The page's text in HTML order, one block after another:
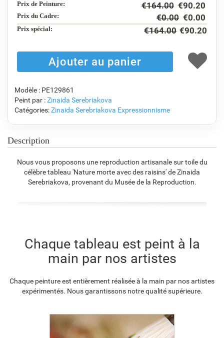
F5130-234
€118.92
F5429-258 F3013-236
€87.59
F1823-204
€92.76
F8645-298
€154.59
F6537-236
€82.01
F7034-298
€
F8645-296
€106.62 € 82.81
F5130-204
€119.38
F6035-220
€107.46
€98.31
Prix de Peinture: €164.00 €90.20
Prix du Cadre: €0.00 €0.00
Prix ​​spécial: €164.00 €90.20
Modèle : PE129861
Peint par :Zinaida Serebriakova
Catégories:Zinaida Serebriakova Expressionnisme
Description
Nous vous proposons une reproduction artisanale sur toile du
célèbre tableau 'Nature morte avec des raisins' de Zinaida
Serebriakova, provenant du Musée de la Reproduction.
Chaque tableau est peint à la
main par nos artistes
Chaque peinture est entièrement réalisée à la main par nos artistes
expérimentés. Nous garantissons notre qualité supérieure.